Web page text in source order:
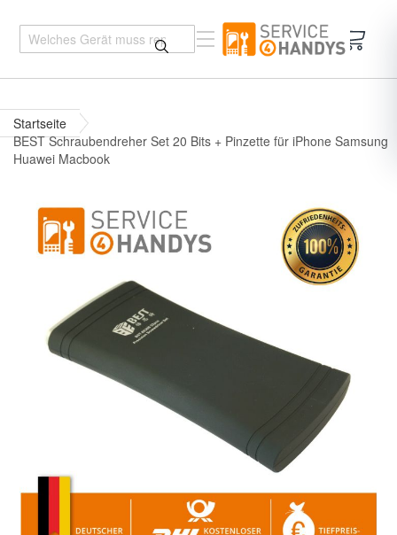
Startseite
BEST Schraubendreher Set 20 Bits + Pinzette für iPhone Samsung
Huawei Macbook